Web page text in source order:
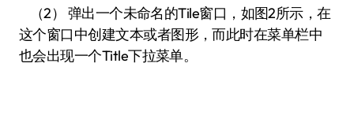
（2） 弹出一个未命名的Tile窗口，如图2所示，在
这个窗口中创建文本或者图形，而此时在菜单栏中
也会出现一个Title下拉菜单。